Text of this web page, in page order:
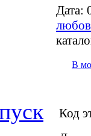
Дата:
В
Код